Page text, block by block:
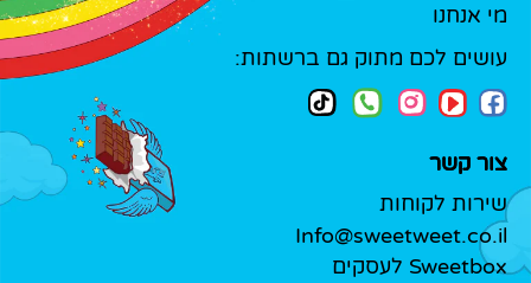
מי אנחנו
עושים לכם מתוק גם ברשתות:
צור קשר
שירות לקוחות
Info@sweetweet.co.il
Sweetbox לעסקים